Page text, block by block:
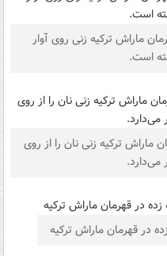
ماراش ترکیه زنی روی آوار
است.
ماراش ترکیه زنی نان را از روی
می‌دارد.
در قهرمان ماراش ترکیه